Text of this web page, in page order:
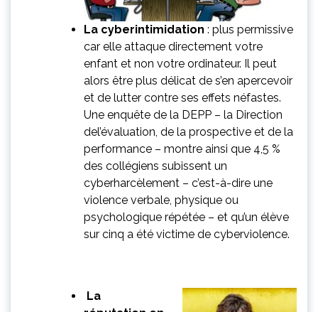
La cyberintimidation : plus permissive
car elle attaque directement votre
enfant et non votre ordinateur. Il peut
alors être plus délicat de s’en apercevoir
et de lutter contre ses effets néfastes.
Une enquête de la DEPP – la Direction
del’évaluation, de la prospective et de la
performance – montre ainsi que 4,5 %
des collégiens subissent un
cyberharcèlement – c’est-à-dire une
violence verbale, physique ou
psychologique répétée – et qu’un élève
sur cinq a été victime de cyberviolence.
La